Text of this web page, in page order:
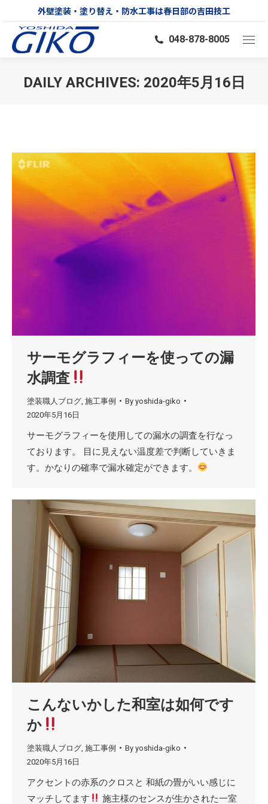
外壁塗装・塗り替え・防水工事は春日部の吉田技工
048-878-8005
DAILY ARCHIVES: 2020年5月16日
サーモグラフィーを使っての漏
水調査
塗装職人ブログ 施工事例 By yoshida-giko
2020年5月16日
サーモグラフィーを使用しての漏水の調査を行なっ
ております。 目に見えない温度差で判断していきま
す。かなりの確率で漏水確定ができます。
こんないかした和室は如何です
か
塗装職人ブログ 施工事例 By yoshida-giko
2020年5月16日
アクセントの赤系のクロスと 和紙の畳がいい感じに
マッチしてます
施主様のセンスが生かされた一室